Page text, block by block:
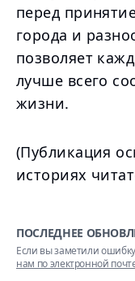
перед
города и
позволяет
лучше всего
жизни.
(Публикация
историях
ПОСЛЕДНЕЕ
Если вы заметили
нам по электронной